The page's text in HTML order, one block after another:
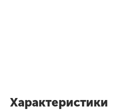
Характеристики